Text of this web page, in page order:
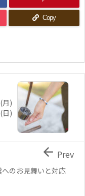
Copy
月)
日)
へのお見舞いと対応
 Prev